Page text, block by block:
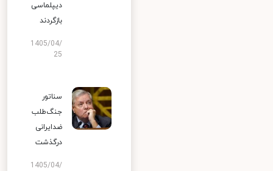
دیپلماسی
بازگردند
1405/04/
25
سناتور
جنگ‌طلب
ضدایرانی
درگذشت
1405/04/